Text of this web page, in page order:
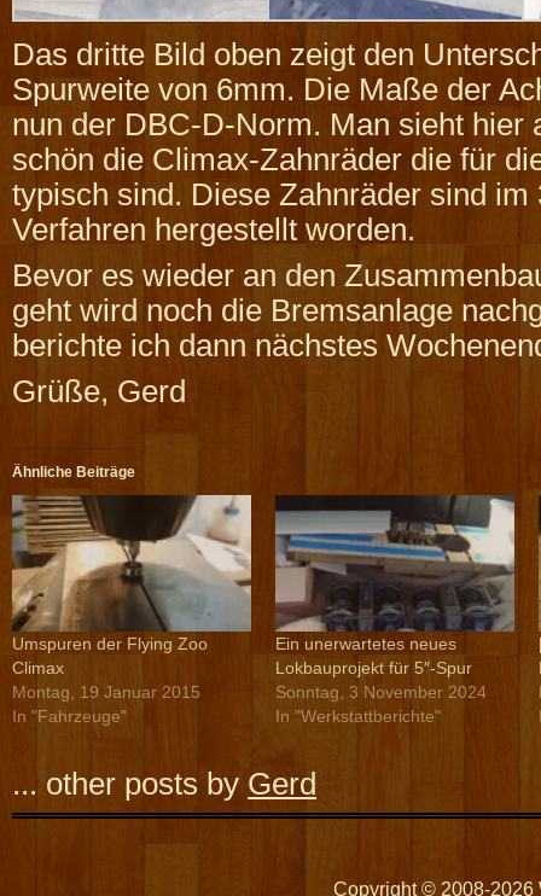
Das dritte Bild oben zeigt den
Spurweite von 6mm. Die Maße der
nun der DBC-D-Norm. Man sieht hier
schön die Climax-Zahnräder die für
typisch sind. Diese Zahnräder sind im
Verfahren hergestellt worden.
Bevor es wieder an den
geht wird noch die Bremsanlage
berichte ich dann nächstes
Grüße, Gerd
Ähnliche Beiträge
Umspuren der Flying Zoo
Climax
Montag, 19 Januar 2015
In "Fahrzeuge"
Ein unerwartetes neues
Lokbauprojekt für 5″-Spur
Sonntag, 3 November 2024
In "Werkstattberichte"
... other posts by Gerd
Copyright © 2008-2026